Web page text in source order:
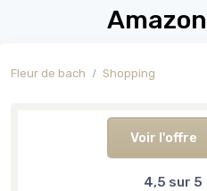
Fleur de bach Shopping
Voir l'offre
4,5 sur 5